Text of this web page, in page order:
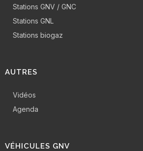
Stations GNV / GNC
Stations GNL
Stations biogaz
AUTRES
Vidéos
Agenda
VÉHICULES GNV